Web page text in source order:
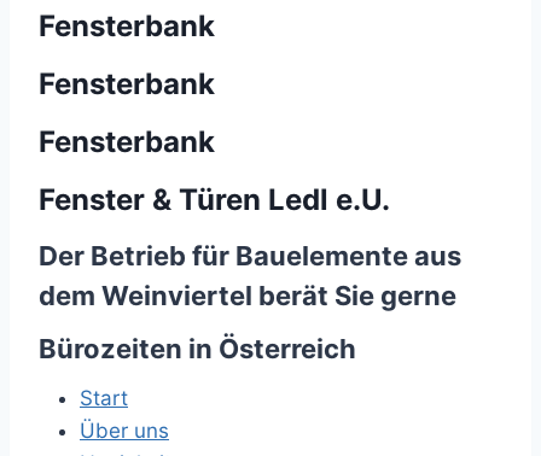
Fensterbank
Fensterbank
Fensterbank
Fenster & Türen Ledl e.U.
Der Betrieb für Bauelemente aus
dem Weinviertel berät Sie gerne
Bürozeiten in Österreich
Start
Über uns